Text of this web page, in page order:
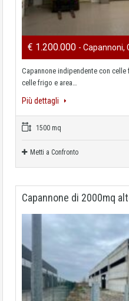
€ 1.200.000 - Capannoni,
Capannone indipendente con
celle frigo e area…
Più dettagli
1500 mq
Metti a Confronto
Capannone di 2000mq